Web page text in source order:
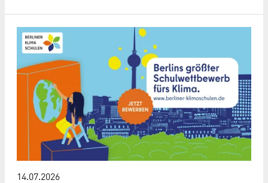
14.07.2026